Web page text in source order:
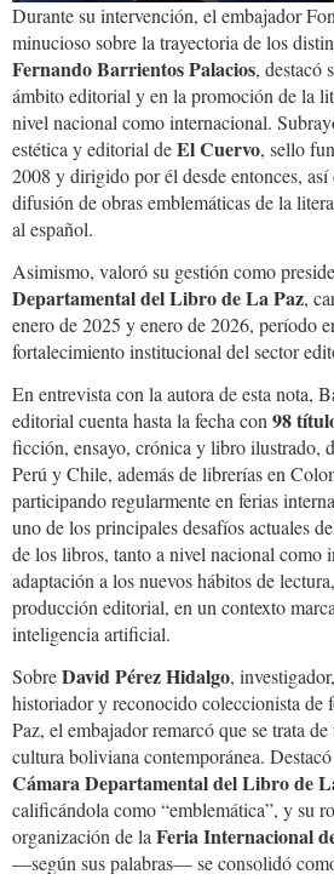
Durante su intervención, el embajador
minucioso sobre la trayectoria de los
Fernando Barrientos Palacios, destacó
ámbito editorial y en la promoción de la
nivel nacional como internacional.
estética y editorial deEl Cuervo, sello
2008 y dirigido por él desde entonces,
difusión de obras emblemáticas de la
al español.
Asimismo, valoró su gestión como
Departamental del Libro de La Paz,
enero de 2025 y enero de 2026, período
fortalecimiento institucional del sector
En entrevista con la autora de esta nota,
editorial cuenta hasta la fecha con 98
ficción, ensayo, crónica y libro ilustrado,
Perú y Chile, además de librerías en
participando regularmente en ferias
uno de los principales desafíos actuales
de los libros, tanto a nivel nacional como
adaptación a los nuevos hábitos de
producción editorial, en un contexto
inteligencia artificial.
SobreDavid Pérez Hidalgo,
historiador y reconocido coleccionista de
Paz, el embajador remarcó que se trata
cultura boliviana contemporánea.
Cámara Departamental del Libro de
calificándola como “emblemática”, y su
organización de la Feria Internacional
—según sus palabras— se consolidó